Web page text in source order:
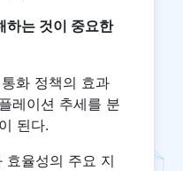
하는 것이 중요한
화 정책의 효과
레이션 추세를 분
된다.
효율성의 주요 지